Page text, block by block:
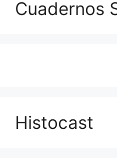
Cuadernos
Histocast